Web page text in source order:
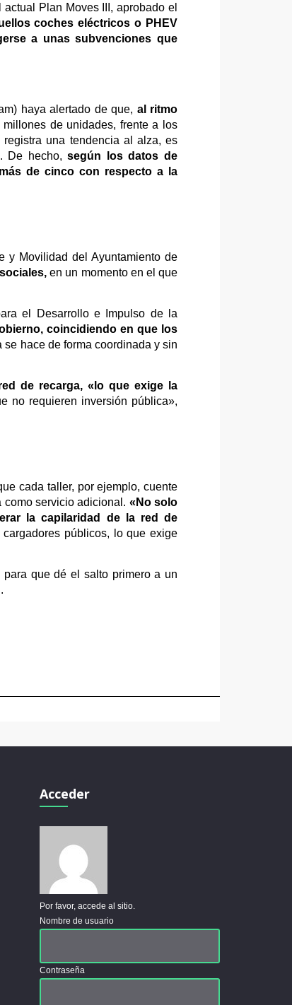
Plan Moves III, aprobado el
coches eléctricos o PHEV
a unas subvenciones que
haya alertado de que, al ritmo
de unidades, frente a los
una tendencia al alza, es
De hecho,según los datos de
de cinco con respecto a la
y Movilidad del Ayuntamiento de
en un momento en el que
el Desarrollo e Impulso de la
coincidiendo en que los
hace de forma coordinada y sin
de recarga, «lo que exige la
no requieren inversión pública»,
cada taller, por ejemplo, cuente
servicio adicional. «No solo
la capilaridad de la red de
públicos, lo que exige
para que dé el salto primero a un
Acceder
Por favor, accede al sitio.
Nombre de usuario
Contraseña